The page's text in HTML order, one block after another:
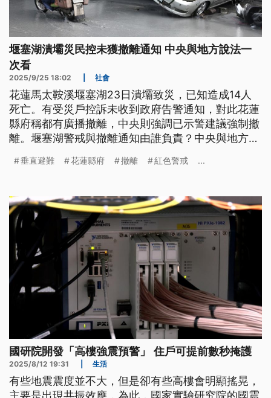
堰塞湖潰壩災民控未獲撤離通知 中央與地方說法一
次看
2025/9/25 18:02 社會
花蓮馬太鞍溪堰塞湖23日潰壩致災，已知造成14人
死亡。有受災戶控訴未收到政府告警通知，對此花蓮
縣府稱都有廣播撤離，中央則強調已示警建議強制撤
離。堰塞湖警戒與撤離通知由誰負責？中央與地方各
垂直避難 花蓮縣府 撤離 紅色警戒 ...
國研院開發「高樓強震預警」 住戶可提前數秒掩護
2025/8/12 19:31 生活
有些地震震度並不大，但是卻有些高樓會明顯搖晃，
主要是出現共振效應，為此，國家實驗研究院的國震